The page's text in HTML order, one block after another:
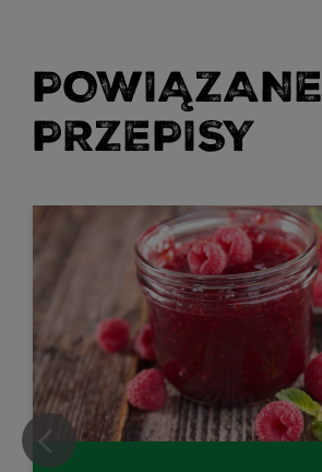
POWIĄZANE
PRZEPISY